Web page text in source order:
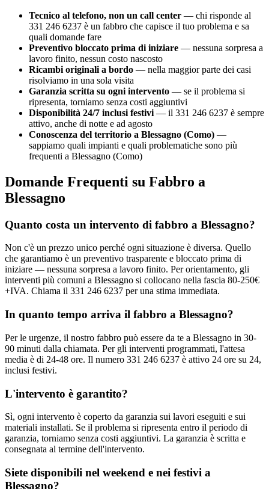
Tecnico al telefono, non un call center — chi risponde al
331 246 6237 è un fabbro che capisce il tuo problema e sa
quali domande fare
Preventivo bloccato prima di iniziare — nessuna sorpresa a
lavoro finito, nessun costo nascosto
Ricambi originali a bordo — nella maggior parte dei casi
risolviamo in una sola visita
Garanzia scritta su ogni intervento — se il problema si
ripresenta, torniamo senza costi aggiuntivi
Disponibilità 24/7 inclusi festivi — il 331 246 6237 è sempre
attivo, anche di notte e ad agosto
Conoscenza del territorio a Blessagno (Como) —
sappiamo quali impianti e quali problematiche sono più
frequenti a Blessagno (Como)
Domande Frequenti su Fabbro a
Blessagno
Quanto costa un intervento di fabbro a Blessagno?
Non c'è un prezzo unico perché ogni situazione è diversa. Quello
che garantiamo è un preventivo trasparente e bloccato prima di
iniziare — nessuna sorpresa a lavoro finito. Per orientamento, gli
interventi più comuni a Blessagno si collocano nella fascia 80-250€
+IVA. Chiama il 331 246 6237 per una stima immediata.
In quanto tempo arriva il fabbro a Blessagno?
Per le urgenze, il nostro fabbro può essere da te a Blessagno in 30-
90 minuti dalla chiamata. Per gli interventi programmati, l'attesa
media è di 24-48 ore. Il numero 331 246 6237 è attivo 24 ore su 24,
inclusi festivi.
L'intervento è garantito?
Sì, ogni intervento è coperto da garanzia sui lavori eseguiti e sui
materiali installati. Se il problema si ripresenta entro il periodo di
garanzia, torniamo senza costi aggiuntivi. La garanzia è scritta e
consegnata al termine dell'intervento.
Siete disponibili nel weekend e nei festivi a
Blessagno?